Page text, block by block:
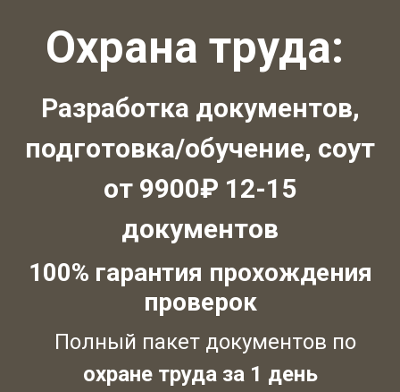
Охрана труда:
Разработка документов,
подготовка/обучение, соут
от 9900₽ 12-15
документов
100% гарантия прохождения
проверок
Полный пакет документов по
охране труда за 1 день